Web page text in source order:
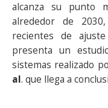
alcanza su punto
alrededor de
recientes de
presenta un
sistemas realizado
al. que llega a